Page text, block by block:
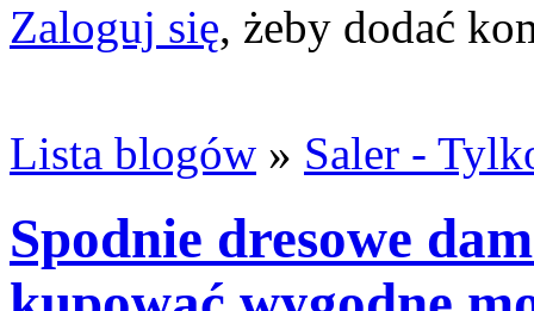
Zaloguj się, żeby dodać
Lista blogów » Saler -
Spodnie dresowe